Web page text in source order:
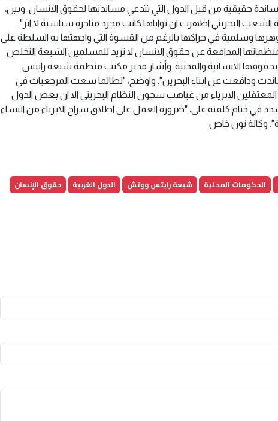
حقيقية من قبل الدول التي تتدعي مساندتها لحقوق الانسان. وبين،
البحريني اظهرت ان نواياها كانت مجرد متاجرة سياسية لا اثر".
وسلمية في حراكها بالرغم من القسوة التي واجهتها به السلطة على
ومنظماتها المدافعة عن حقوق الانسان لا تريد للمسلمين الشيعة التخلص
الانسانية والمدنية. وأشار مدير مكتب منظمة شيعة رايتس
ودافعت عن ابناء البحرين". واوضح، "لطالما سعت المرجعيات في
الابرياء من غياهب سجون النظام البحريني الا ان بعض الدول
في ختام كلمته على، "ضرورة العمل على اطلاق سراح الابرياء من النساء
وكالة نون خاص
الحكومات المحلية شيعة رايتس ووتش الدول الغربية حقوق الإنسان